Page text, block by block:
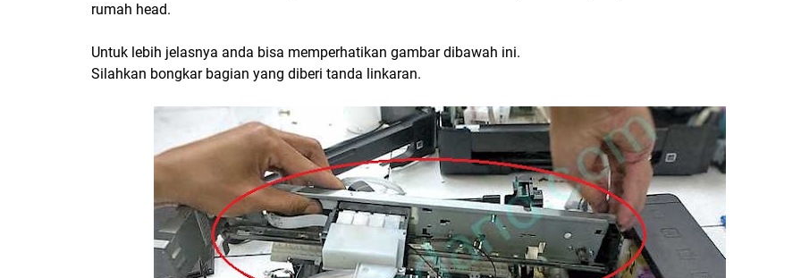
rumah head.
Untuk lebih jelasnya anda bisa memperhatikan gambar dibawah ini.
Silahkan bongkar bagian yang diberi tanda linkaran.